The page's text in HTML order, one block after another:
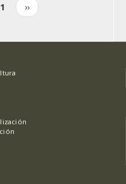
Siguiente
página
››